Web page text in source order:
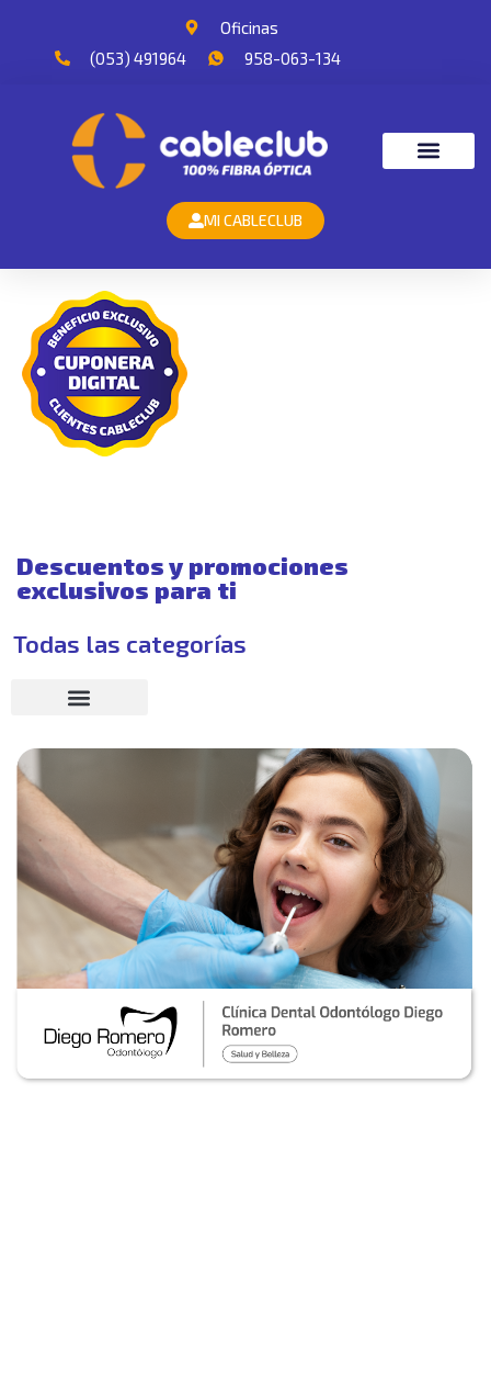
Oficinas
(053) 491964
958-063-134
MI CABLECLUB
Descuentos y promociones
exclusivos para ti
Todas las categorías